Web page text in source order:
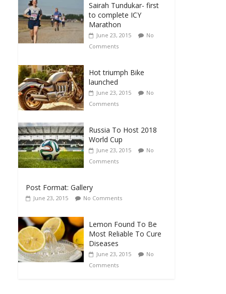
Sairah Tundukar- first
to complete ICY
Marathon
June 23, 2015
No
Comments
Hot triumph Bike
launched
June 23, 2015
No
Comments
Russia To Host 2018
World Cup
June 23, 2015
No
Comments
Post Format: Gallery
June 23, 2015 No Comments
Lemon Found To Be
Most Reliable To Cure
Diseases
June 23, 2015
No
Comments